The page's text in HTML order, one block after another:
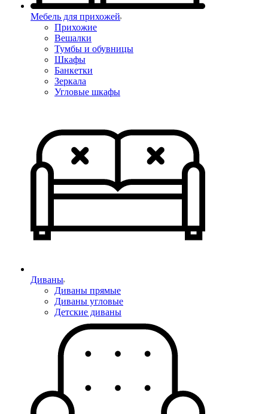
Мебель для прихожей
Прихожие
Вешалки
Тумбы и обувницы
Шкафы
Банкетки
Зеркала
Угловые шкафы
Диваны
Диваны прямые
Диваны угловые
Детские диваны